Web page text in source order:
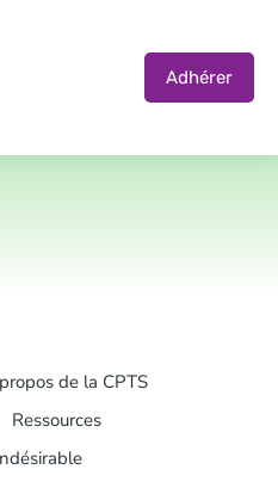
Adhérer
de la CPTS
Ressources